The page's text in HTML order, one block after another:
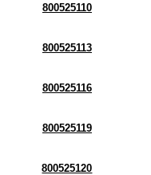
800525110
800525113
800525116
800525119
800525120